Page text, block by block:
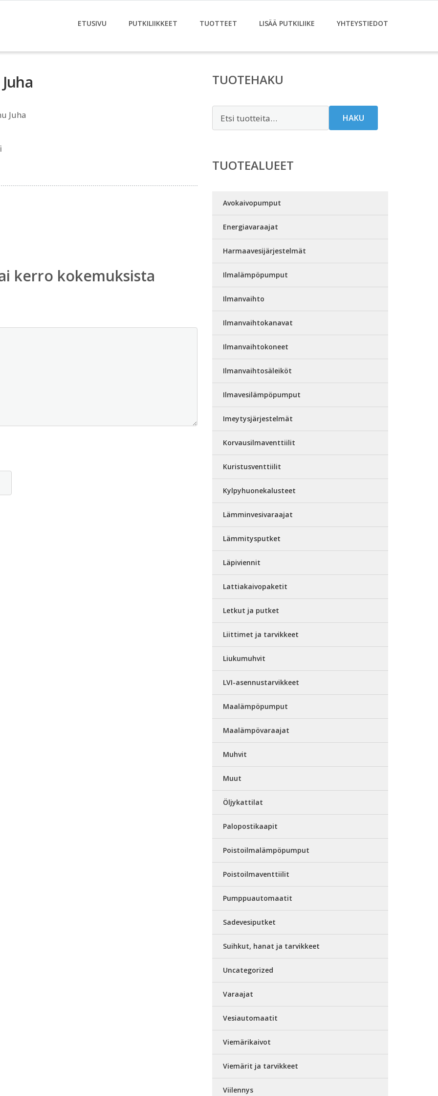
ETUSIVU PUTKILIIKKEET TUOTTEET LISÄÄ PUTKILIIKE YHTEYSTIEDOT
Juha
kerro kokemuksista
TUOTEHAKU
HAKU
TUOTEALUEET
Avokaivopumput
Energiavaraajat
Harmaavesijärjestelmät
Ilmalämpöpumput
Ilmanvaihto
Ilmanvaihtokanavat
Ilmanvaihtokoneet
Ilmanvaihtosäleiköt
Ilmavesilämpöpumput
Imeytysjärjestelmät
Korvausilmaventtiilit
Kuristusventtiilit
Kylpyhuonekalusteet
Lämminvesivaraajat
Lämmitysputket
Läpiviennit
Lattiakaivopaketit
Letkut ja putket
Liittimet ja tarvikkeet
Liukumuhvit
LVI-asennustarvikkeet
Maalämpöpumput
Maalämpövaraajat
Muhvit
Muut
Öljykattilat
Palopostikaapit
Poistoilmalämpöpumput
Poistoilmaventtiilit
Pumppuautomaatit
Sadevesiputket
Suihkut, hanat ja tarvikkeet
Uncategorized
Varaajat
Vesiautomaatit
Viemärikaivot
Viemärit ja tarvikkeet
Viilennys